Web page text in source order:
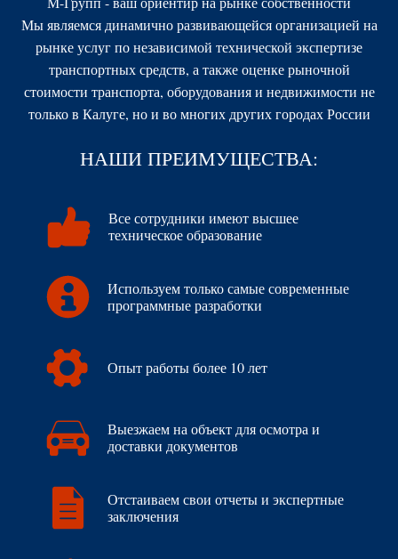
Мы являемся динамично развивающейся организацией на
рынке услуг по независимой технической экспертизе
транспортных средств, а также оценке рыночной
стоимости транспорта, оборудования и недвижимости не
только в Калуге, но и во многих других городах России
НАШИ ПРЕИМУЩЕСТВА:
Все сотрудники имеют высшее
техническое образование
Используем только самые современные
программные разработки
Опыт работы более 10 лет
Выезжаем на объект для осмотра и
доставки документов
​Отстаиваем свои отчеты и экспертные
заключения